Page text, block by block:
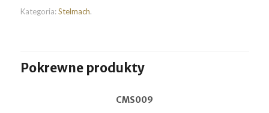
Kategoria:Stelmach.
Pokrewne produkty
CMS009